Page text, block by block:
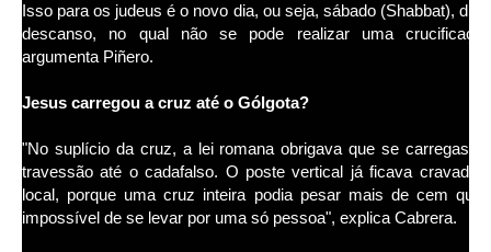
Isso para os judeus é o novo dia, ou seja, sábado (Shabbat), dia
descanso, no qual não se pode realizar uma
argumenta Piñero.
Jesus carregou a cruz até o Gólgota?
"No suplício da cruz, a lei romana obrigava que se carregasse
travessão até o cadafalso. O poste vertical já ficava cravado
local, porque uma cruz inteira podia pesar mais de cem
impossível de se levar por uma só pessoa", explica Cabrera.